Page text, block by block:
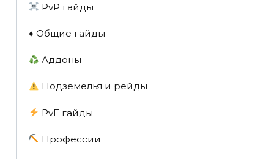
PvP гайды
♦️ Общие гайды
Аддоны
Подземелья и рейды
PvE гайды
Профессии